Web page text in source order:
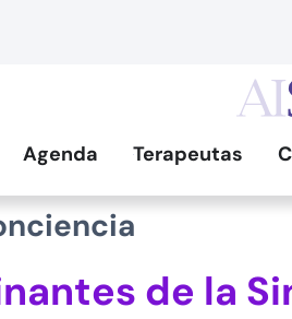
Agenda Terapeutas
de la